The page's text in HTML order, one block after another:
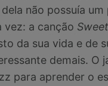
não possuía
vez: a canção
da sua vida e de
demais. O
para aprender o